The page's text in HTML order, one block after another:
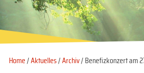
Home/Aktuelles/Archiv/ Benefizkonzert am